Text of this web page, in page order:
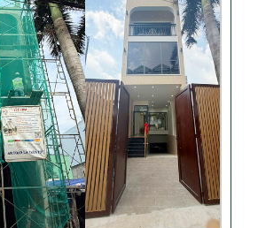
Thi công móng nhà có sàn
vượt nhịp tại Hóc Môn
Đánh giá của khách hàng
xây nhà 3 tầng tại Thủ Đức